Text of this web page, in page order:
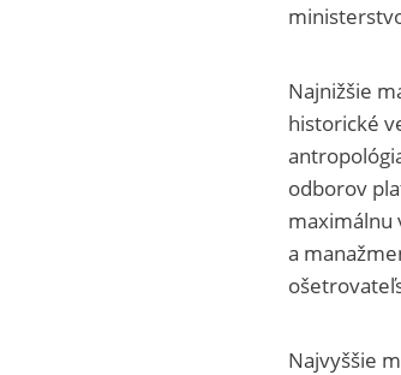
Najnižšie
historické
odborov
maximálnu
a
Najvyššie